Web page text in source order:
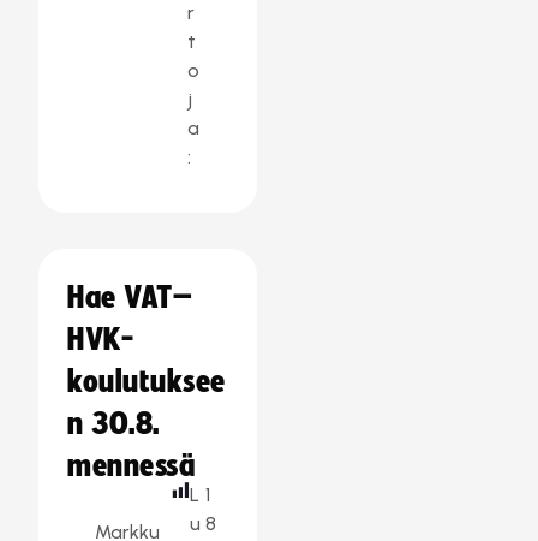
r
t
o
j
a
:
Hae VAT–
HVK-
koulutuksee
n 30.8.
mennessä
Markku
L
u
1
8